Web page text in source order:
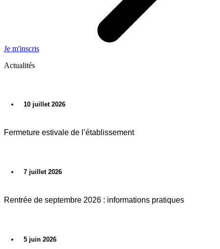
Je m'inscris
Actualités
10 juillet 2026
Fermeture estivale de l’établissement
7 juillet 2026
Rentrée de septembre 2026 : informations pratiques
5 juin 2026